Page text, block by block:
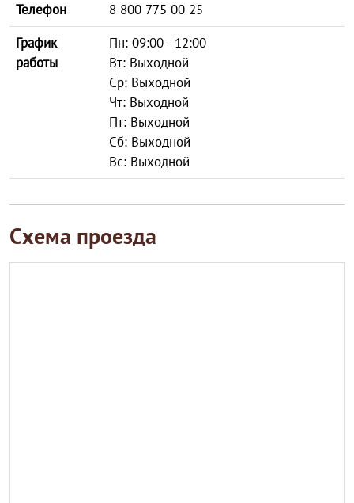
Телефон
8 800 775 00 25
График
работы
Пн: 09:00 - 12:00
Вт: Выходной
Ср: Выходной
Чт: Выходной
Пт: Выходной
Сб: Выходной
Вс: Выходной
Схема проезда